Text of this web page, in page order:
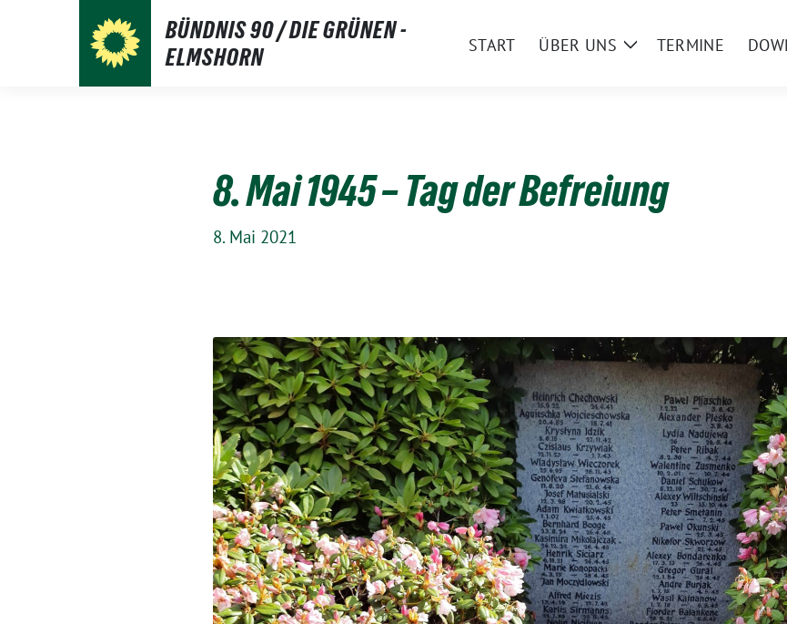
BÜNDNIS 90 / DIE GRÜNEN -
ELMSHORN
START ÜBER UNS
ZeigeTERMINE
8. Mai 1945 – Tag der Befreiung
8. Mai 2021